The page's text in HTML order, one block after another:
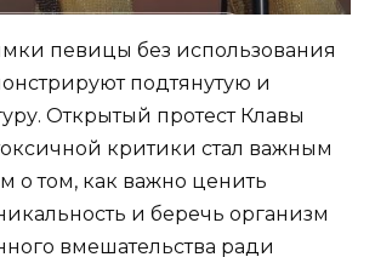
певицы без использования
подтянутую и
Открытый протест Клавы
критики стал важным
о том, как важно ценить
и беречь организм
вмешательства ради